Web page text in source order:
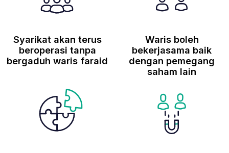
Syarikat akan terus
beroperasi tanpa
bergaduh waris faraid
Waris boleh
bekerjasama baik
dengan pemegang
saham lain